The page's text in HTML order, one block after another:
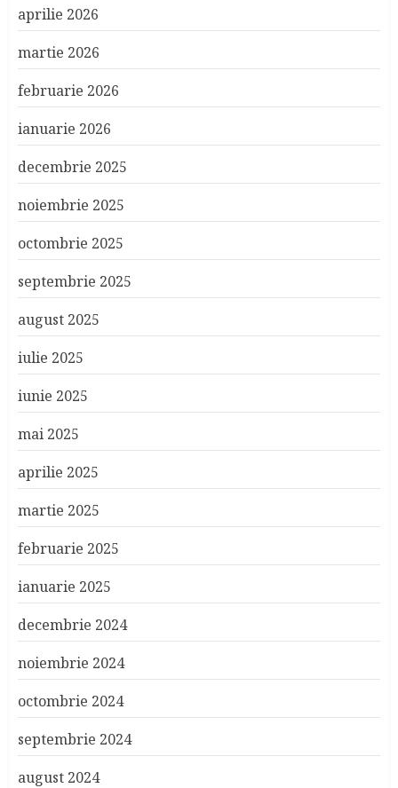
aprilie 2026
martie 2026
februarie 2026
ianuarie 2026
decembrie 2025
noiembrie 2025
octombrie 2025
septembrie 2025
august 2025
iulie 2025
iunie 2025
mai 2025
aprilie 2025
martie 2025
februarie 2025
ianuarie 2025
decembrie 2024
noiembrie 2024
octombrie 2024
septembrie 2024
august 2024